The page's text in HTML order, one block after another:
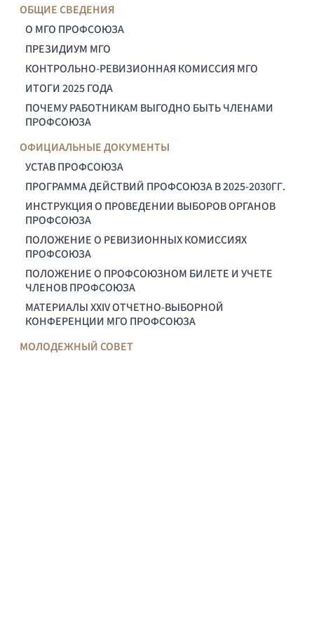
ОБЩИЕ СВЕДЕНИЯ
О МГО ПРОФСОЮЗА
ПРЕЗИДИУМ МГО
КОНТРОЛЬНО-РЕВИЗИОННАЯ КОМИССИЯ МГО
ИТОГИ 2025 ГОДА
ПОЧЕМУ РАБОТНИКАМ ВЫГОДНО БЫТЬ ЧЛЕНАМИ
ПРОФСОЮЗА
ОФИЦИАЛЬНЫЕ ДОКУМЕНТЫ
УСТАВ ПРОФСОЮЗА
ПРОГРАММА ДЕЙСТВИЙ ПРОФСОЮЗА В 2025-2030ГГ.
ИНСТРУКЦИЯ О ПРОВЕДЕНИИ ВЫБОРОВ ОРГАНОВ
ПРОФСОЮЗА
ПОЛОЖЕНИЕ О РЕВИЗИОННЫХ КОМИССИЯХ
ПРОФСОЮЗА
ПОЛОЖЕНИЕ О ПРОФСОЮЗНОМ БИЛЕТЕ И УЧЕТЕ
ЧЛЕНОВ ПРОФСОЮЗА
МАТЕРИАЛЫ XXIV ОТЧЕТНО-ВЫБОРНОЙ
КОНФЕРЕНЦИИ МГО ПРОФСОЮЗА
МОЛОДЕЖНЫЙ СОВЕТ